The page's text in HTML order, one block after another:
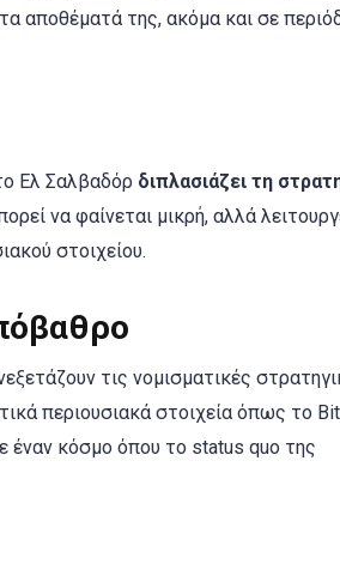
αποθέματά της, ακόμα και σε
Ελ Σαλβαδόρ διπλασιάζει τη
να φαίνεται μικρή, αλλά
στοιχείου.
τις νομισματικές
περιουσιακά στοιχεία όπως το
έναν κόσμο όπου το status quo της